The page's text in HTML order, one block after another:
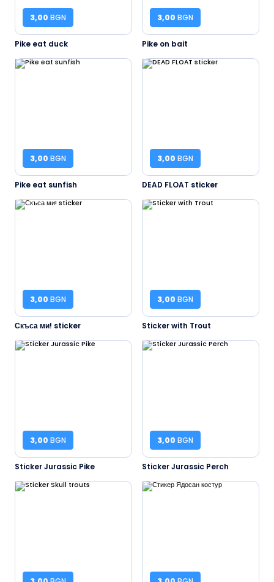
3,00 BGN
Pike eat duck
3,00 BGN
Pike on bait
3,00 BGN
Pike eat sunfish
3,00 BGN
DEAD FLOAT sticker
3,00 BGN
Скъса ми! sticker
3,00 BGN
Sticker with Trout
3,00 BGN
Sticker Jurassic Pike
3,00 BGN
Sticker Jurassic Perch